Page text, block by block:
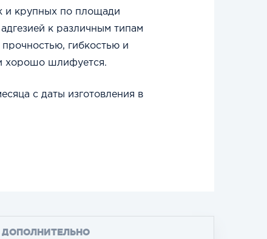
и крупных по площади
к различным типам
гибкостью и
хорошо шлифуется.
с даты изготовления в
ДОПОЛНИТЕЛЬНО